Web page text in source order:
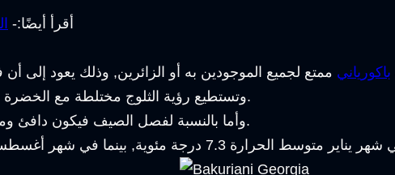
أقرأ أيضًا:-
باكورياني
وتستطيع رؤية الثلوج مختلطة مع.
وأما بالنسبة لفصل الصيف فيكون دافئ ومتوسط درجة الحرارة يكون 4.3 درجة مئوية.